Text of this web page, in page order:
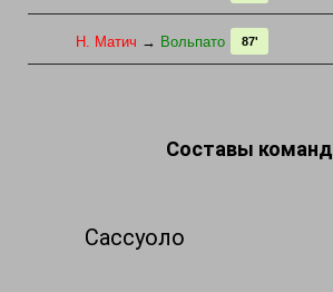
Н. Матич → Вольпато 87'
Составы команд
Сассуоло